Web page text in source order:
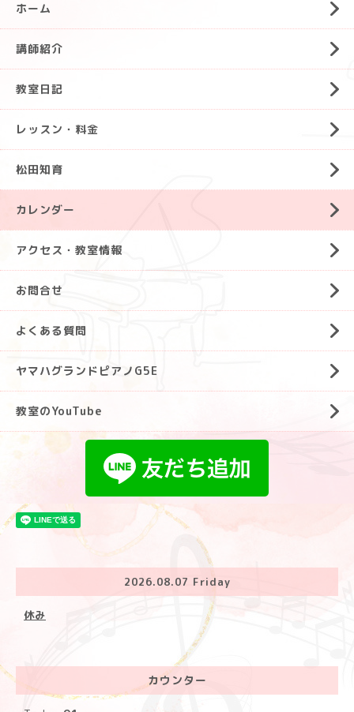
ホーム
講師紹介
教室日記
レッスン・料金
松田知育
カレンダー
アクセス・教室情報
お問合せ
よくある質問
ヤマハグランドピアノG5E
教室のYouTube
2026.08.07 Friday
休み
カウンター